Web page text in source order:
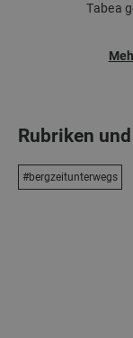
Tabea
Rubriken
#bergzeitunterwegs